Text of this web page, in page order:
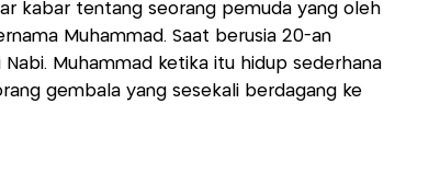
kabar tentang seorang pemuda yang oleh
Muhammad. Saat berusia 20-an
Muhammad ketika itu hidup sederhana
gembala yang sesekali berdagang ke